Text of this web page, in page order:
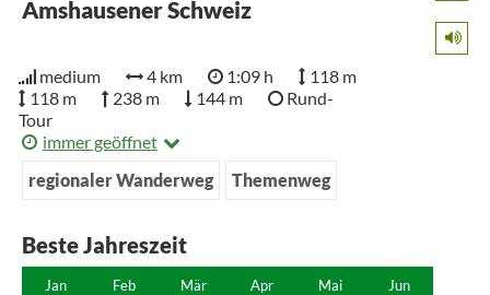
Amshausener Schweiz
medium 4 km 1:09 h
118 m
118 m
238 m 144 m
Rund-
Tour
immer geöffnet
regionaler Wanderweg
Themenweg
Beste Jahreszeit
Jan Feb Mär Apr Mai Jun